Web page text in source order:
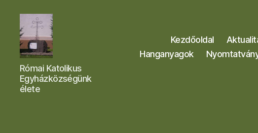
Letkési
Egyházközség
Római Katolikus
Egyházközségünk
élete
Kezdőoldal
Hanganyagok